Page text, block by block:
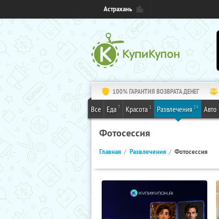
Астрахань
100% ГАРАНТИЯ ВОЗВРАТА ДЕНЕГ
Все Еда 7 Красота 1 Развлечения 24 Авто
Фотосессия
Главная Развлечения Фотосессия